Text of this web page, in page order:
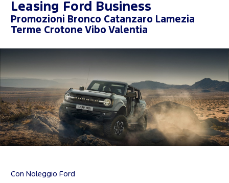
Leasing Ford Business
Promozioni Bronco Catanzaro Lamezia
Terme Crotone Vibo Valentia
Con Noleggio Ford